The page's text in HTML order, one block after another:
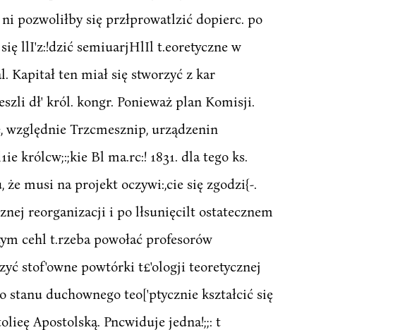
pozwoliłby się przłprowatlzić dopierc. po
llI'z:!dzić semiuarjHlIl t.eoretyczne w
Kapitał ten miał się stworzyć z kar
dł' król. kongr. Ponieważ plan Komisji.
względnie Trzcmesznip, urządzenin
królcw;:;kie Bl ma.rc:! 1831. dla tego ks.
musi na projekt oczywi:,cie się zgodzi{-.
reorganizacji i po lłsunięcilt ostatecznem
cehl t.rzeba powołać profesorów
stof'owne powtórki t£'ologji teoretycznej
stanu duchownego teo['ptycznie kształcić się
Apostolską. Pncwiduje jedna!;;: t